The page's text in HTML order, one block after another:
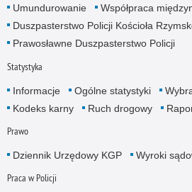
Umundurowanie
Współpraca
Duszpasterstwo Policji Kościoła
Prawosławne Duszpasterstwo Policji
Statystyka
Informacje Ogólne statystyki
Kodeks karny
Ruch drogowy
Prawo
Dziennik Urzędowy KGP Wyroki
Praca w Policji